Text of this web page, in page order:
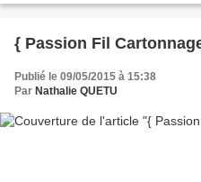
{ Passion Fil
Publié le 09/05/2015 à 15:38
Par Nathalie QUETU